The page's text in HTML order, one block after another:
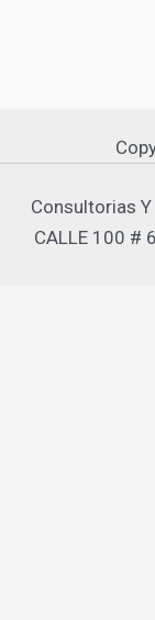
Consultorias
CALLE 100 #